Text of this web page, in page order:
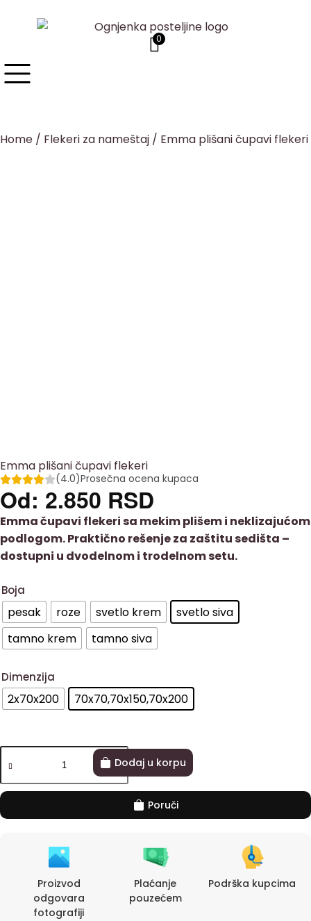
0
Home / Flekeri za nameštaj / Emma plišani čupavi flekeri
Emma plišani čupavi flekeri
(4.0)Prosečna ocena kupaca
Od: 2.850 RSD
Emma čupavi flekeri sa mekim plišem i neklizajućom
podlogom. Praktično rešenje za zaštitu sedišta –
dostupni u dvodelnom i trodelnom setu.
Boja
pesak roze svetlo krem
svetlo siva
tamno krem
tamno siva
Dimenzija
2x70x200 70x70,70x150,70x200
Dodaj u korpu
Poruči
Proizvod
odgovara
fotografiji
Plaćanje
pouzećem
Podrška kupcima